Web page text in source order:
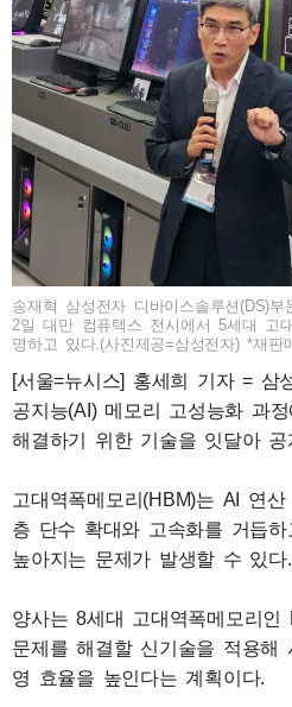
송재혁 삼성전자 디바이스솔루션(DS)부
2일 대만 컴퓨텍스 전시에서 5세대 고
명하고 있다.(사진제공=삼성전자) *재판
[서울=뉴시스] 홍세희 기자 = 삼
공지능(AI) 메모리 고성능화 과
해결하기 위한 기술을 잇달아 공
고대역폭메모리(HBM)는 AI 연
층 단수 확대와 고속화를 거듭
높아지는 문제가 발생할 수 있다.
양사는 8세대 고대역폭메모리
문제를 해결할 신기술을 적용해
영 효율을 높인다는 계획이다.